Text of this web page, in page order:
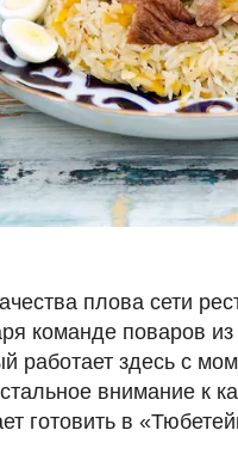
плова сети
команде поваров
работает здесь с
внимание к
готовить в